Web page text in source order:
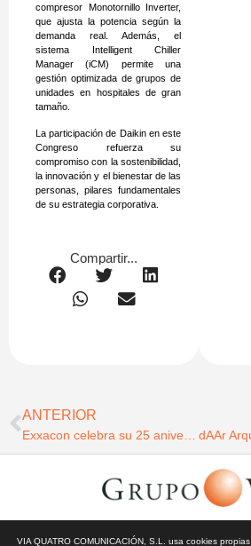
compresor Monotornillo Inverter,
que ajusta la potencia según la
demanda real. Además, el
sistema Intelligent Chiller
Manager (iCM) permite una
gestión optimizada de grupos de
unidades en hospitales de gran
tamaño.
La participación de Daikin en este
Congreso refuerza su
compromiso con la sostenibilidad,
la innovación y el bienestar de las
personas, pilares fundamentales
de su estrategia corporativa.
Compartir...
ANTERIOR
VIA QUATRO COMUNICACIÓN, S.L. usa cookies